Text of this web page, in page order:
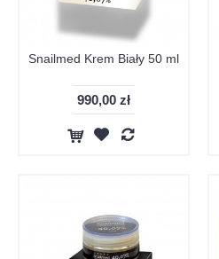
Snailmed Krem Biały 50 ml
990,00 zł